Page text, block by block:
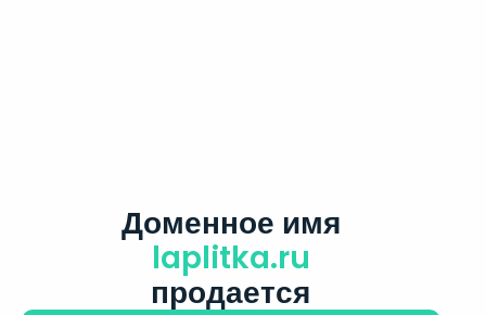
Доменное имя
laplitka.ru
продается